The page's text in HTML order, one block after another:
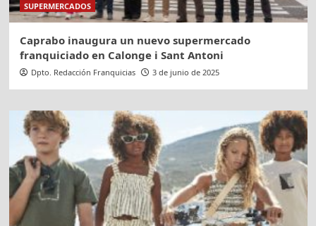
SUPERMERCADOS
Caprabo inaugura un nuevo supermercado
franquiciado en Calonge i Sant Antoni
Dpto. Redacción Franquicias 3 de junio de 2025